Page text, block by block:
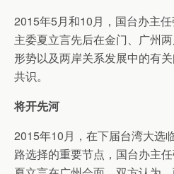
2015年5月和10月，国台办主
主委夏立言先后在金门、广州
形势以及两岸关系发展中的有
共识。
将开先河
2015年10月，在下届台湾大选
路选择的重要节点，国台办主